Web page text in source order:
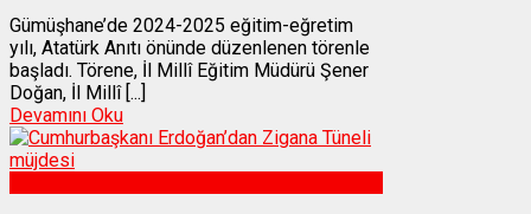
Gümüşhane’de 2024-2025 eğitim-eğretim
yılı, Atatürk Anıtı önünde düzenlenen törenle
başladı. Törene, İl Millî Eğitim Müdürü Şener
Doğan, İl Millî [...]
Devamını Oku